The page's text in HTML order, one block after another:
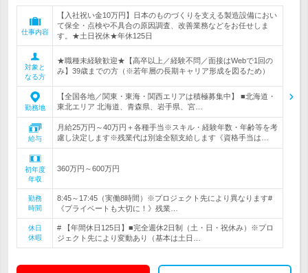
仕事内容
【入社祝い金10万円】日本のものづくりを支える製造設備におい
て保全・点検や不具合の原因調査、改善業務などをお任せしま
す。★土日祝休★年休125日
対象と
なる方
★職種未経験歓迎★【高卒以上／経験不問／面接はWebで1回の
み】39歳までの方（※若年層の長期キャリア形成を図るため）
勤務地
【全国各地／関東・東海・関西エリアは積極募集中】 ■北海道・
東北エリア 北海道、青森県、岩手県、宮…
給与
月給25万円～40万円＋各種手当※スキル・経験年数・年齢等を考
慮し決定します※残業代は別途全額支給します《資格手当は…
初年度
年収
360万円～600万円
勤務
時間
8:45～17:45（実働8時間）※プロジェクト先により異なります#
《プライベートも大切に！》残業…
休日
休暇
# 【年間休日125日】■完全週休2日制（土・日・祝休み）※プロ
ジェクト先により変動あり（基本は土日…